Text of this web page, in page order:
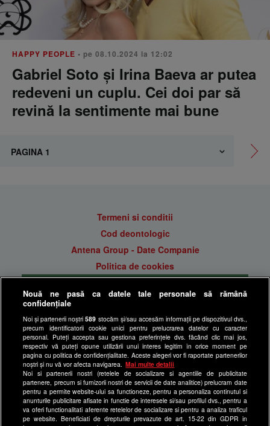
HAPPY PEOPLE • pe 08.10.2024 la 12:02
Gabriel Soto și Irina Baeva ar putea
redeveni un cuplu. Cei doi par să
revină la sentimente mai bune
Termeni si conditii
Cod deontologic
Antena Group - Date Companie
Politica de cookies
Politica de confidentialitate
Anunturi gratuite pe Lajumate.ro
Ultimele Stiri
Program Happy Channel
Echipa editorială
Site-uri Antena Group
a1.ro
antenastars.ro
Nouă ne pasă ca datele tale personale să rămână
confidențiale
Noi și partenerii noștri589 stocăm și/sau accesăm informații pe dispozitivul dvs.,
precum identificatorii cookie unici pentru prelucrarea datelor cu caracter
personal. Puteți accepta sau gestiona preferințele dvs. făcând clic mai jos,
respectiv vă puteți opune utilizării unui interes legitim în orice moment pe
pagina cu politica de confidențialitate. Aceste alegeri vor fi raportate partenerilor
noștri și nu vă vor afecta navigarea.
Mai multe detalii
Noi si partenerii nostri (retelele de socializare si agentiile de publicitate
partenere, precum si furnizorii nostri de servicii de date analitice) prelucram date
pentru a permite website-ului sa functioneze, pentru a personaliza continutul si
anunturile publicitare afisate in functie de interesele si/sau profilul dvs., pentru a
va oferi functionalitati aferente retelelor de socializare si pentru a analiza traficul
pe website. Beneficiati de drepturile prevazute de art. 15-22 din GDPR in